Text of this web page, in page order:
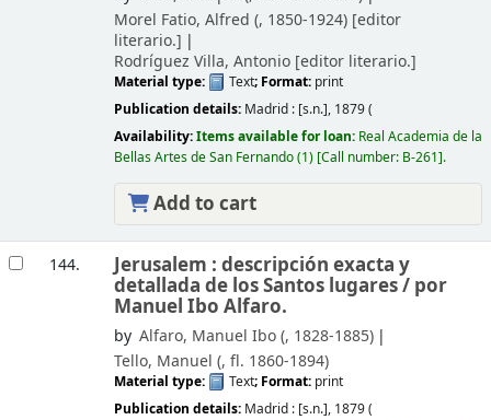
Morel Fatio, Alfred (, 1850-1924)[editor
literario.]
Rodríguez Villa, Antonio[editor literario.]
Material type: Text; Format: print
Publication details: Madrid : [s.n.], 1879 (
Availability:Items available for loan: Real Academia de la
Bellas Artes de San Fernando(1) Call number: B-261 .
Add to cart
144. Jerusalem : descripción exacta y
detallada de los Santos lugares / por
Manuel Ibo Alfaro.
by Alfaro, Manuel Ibo (, 1828-1885)
Tello, Manuel (, fl. 1860-1894)
Material type: Text; Format: print
Publication details: Madrid : [s.n.], 1879 (